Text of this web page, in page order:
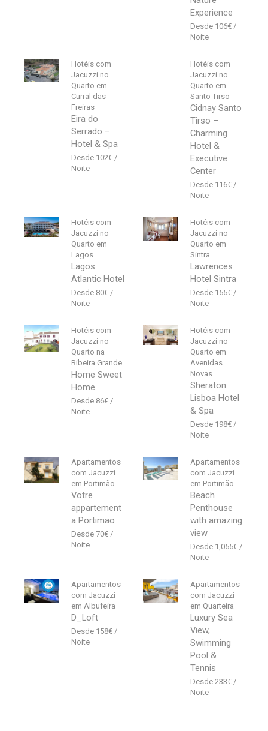
Experience
106€
Hotéis com
Jacuzzi no
Quarto em
Curral das
Freiras
Eira do
Serrado –
Hotel & Spa
102€
Hotéis com
Jacuzzi no
Quarto em
Santo Tirso
Cidnay Santo
Tirso –
Charming
Hotel &
Executive
Center
116€
Hotéis com
Jacuzzi no
Quarto em
Lagos
Lagos
Atlantic Hotel
80€
Hotéis com
Jacuzzi no
Quarto em
Sintra
Lawrences
Hotel Sintra
155€
Hotéis com
Jacuzzi no
Quarto na
Ribeira Grande
Home Sweet
Home
86€
Hotéis com
Jacuzzi no
Quarto em
Avenidas
Novas
Sheraton
Lisboa Hotel
& Spa
198€
Apartamentos
com Jacuzzi
em Portimão
Votre
appartement
a Portimao
70€
Apartamentos
com Jacuzzi
em Portimão
Beach
Penthouse
with amazing
view
1,055€
Apartamentos
com Jacuzzi
em Albufeira
D_Loft
158€
Apartamentos
com Jacuzzi
em Quarteira
Luxury Sea
View,
Swimming
Pool &
Tennis
233€